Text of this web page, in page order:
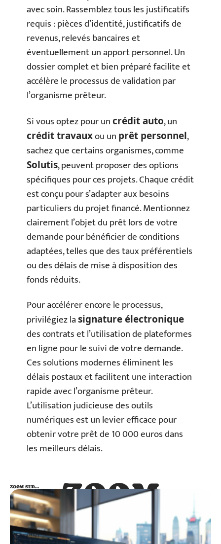
avec soin. Rassemblez tous les justificatifs
requis : pièces d’identité, justificatifs de
revenus, relevés bancaires et
éventuellement un apport personnel. Un
dossier complet et bien préparé facilite et
accélère le processus de validation par
l’organisme prêteur.
Si vous optez pour uncrédit auto, un
crédit travauxou un prêt personnel,
sachez que certains organismes, comme
Solutis, peuvent proposer des options
spécifiques pour ces projets. Chaque crédit
est conçu pour s’adapter aux besoins
particuliers du projet financé. Mentionnez
clairement l’objet du prêt lors de votre
demande pour bénéficier de conditions
adaptées, telles que des taux préférentiels
ou des délais de mise à disposition des
fonds réduits.
Pour accélérer encore le processus,
privilégiez lasignature électronique
des contrats et l’utilisation de plateformes
en ligne pour le suivi de votre demande.
Ces solutions modernes éliminent les
délais postaux et facilitent une interaction
rapide avec l’organisme prêteur.
L’utilisation judicieuse des outils
numériques est un levier efficace pour
obtenir votre prêt de 10 000 euros dans
les meilleurs délais.
ZOOM
SUR…
ZOOM SUR…